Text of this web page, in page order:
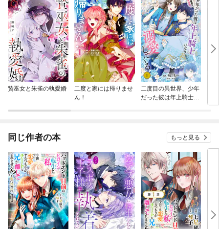
贄巫女と朱雀の執愛婚
二度と家には帰りませ
ん！
二度目の異世界、少年
だった彼は年上騎士に
冴
同じ作者の本 もっと見る